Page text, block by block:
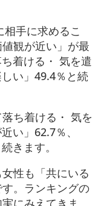
手に求めるこ
観が近い」が最
着ける・ 気を遣
い」49.4％と続
ち着ける・ 気を
い」62.7％、
きます。
性も「共にいる
。ランキングの
にみえてきま